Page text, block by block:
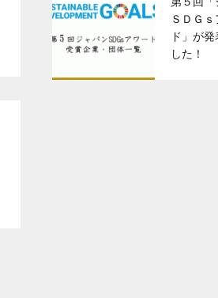
ＳＤＧｓ
ド」が
した！